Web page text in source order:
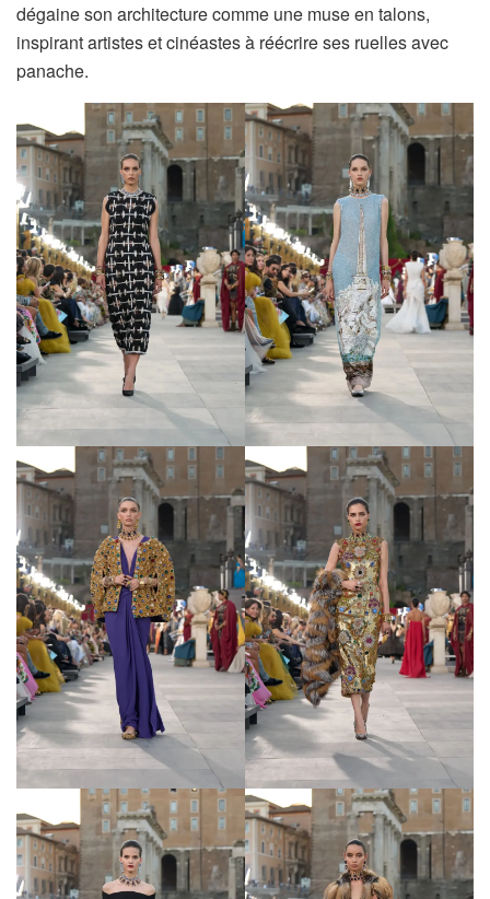
dégaine son architecture comme une muse en talons,
inspirant artistes et cinéastes à réécrire ses ruelles avec
panache.